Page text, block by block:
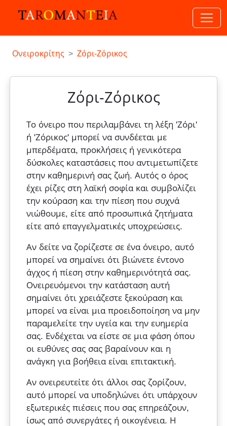
Ονειροκρίτης Ζόρι-Ζόρικος
Ζόρι-Ζόρικος
Το όνειρο που περιλαμβάνει τη λέξη 'Ζόρι'
ή 'Ζόρικος' μπορεί να συνδέεται με
μπερδέματα, προκλήσεις ή γενικότερα
δύσκολες καταστάσεις που αντιμετωπίζετε
στην καθημερινή σας ζωή. Αυτός ο όρος
έχει ρίζες στη λαϊκή σοφία και συμβολίζει
την κούραση και την πίεση που συχνά
νιώθουμε, είτε από προσωπικά ζητήματα
είτε από επαγγελματικές υποχρεώσεις.
Αν δείτε να ζορίζεστε σε ένα όνειρο, αυτό
μπορεί να σημαίνει ότι βιώνετε έντονο
άγχος ή πίεση στην καθημερινότητά σας.
Ονειρευόμενοι την κατάσταση αυτή
σημαίνει ότι χρειάζεστε ξεκούραση και
μπορεί να είναι μια προειδοποίηση να μην
παραμελείτε την υγεία και την ευημερία
σας. Ενδέχεται να είστε σε μια φάση όπου
οι ευθύνες σας σας βαραίνουν και η
ανάγκη για βοήθεια είναι επιτακτική.
Αν ονειρευτείτε ότι άλλοι σας ζορίζουν,
αυτό μπορεί να υποδηλώνει ότι υπάρχουν
εξωτερικές πιέσεις που σας επηρεάζουν,
ίσως από συνεργάτες ή οικογένεια. Η